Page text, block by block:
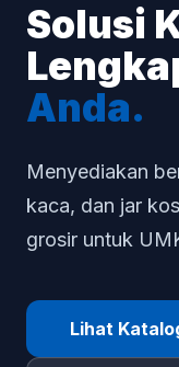
Solusi
Anda.
Menyediakan
kaca, dan jar
grosir untuk
Lihat